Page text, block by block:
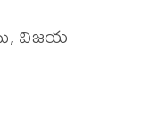
విజయ